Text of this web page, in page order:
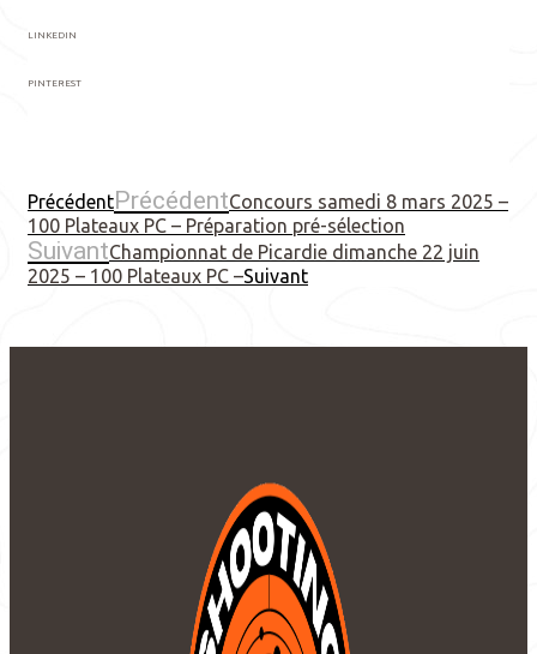
LINKEDIN
PINTEREST
PrécédentPrécédentConcours samedi 8 mars 2025 –
100 Plateaux PC – Préparation pré-sélection
SuivantChampionnat de Picardie dimanche 22 juin
2025 – 100 Plateaux PC –Suivant